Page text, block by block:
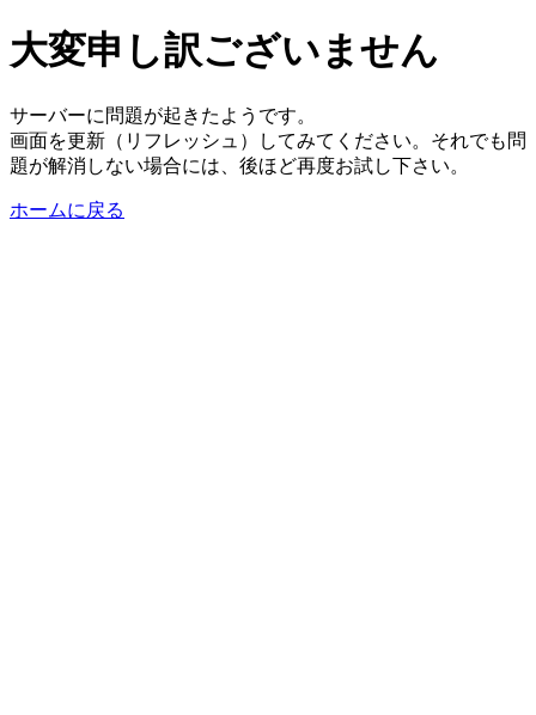
大変申し訳ございません
サーバーに問題が起きたようです。
画面を更新（リフレッシュ）してみてください。それでも問
題が解消しない場合には、後ほど再度お試し下さい。
ホームに戻る